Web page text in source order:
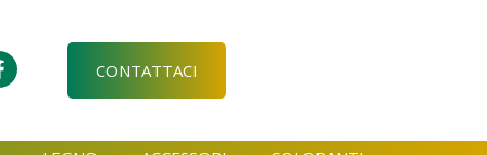
CONTATTACI